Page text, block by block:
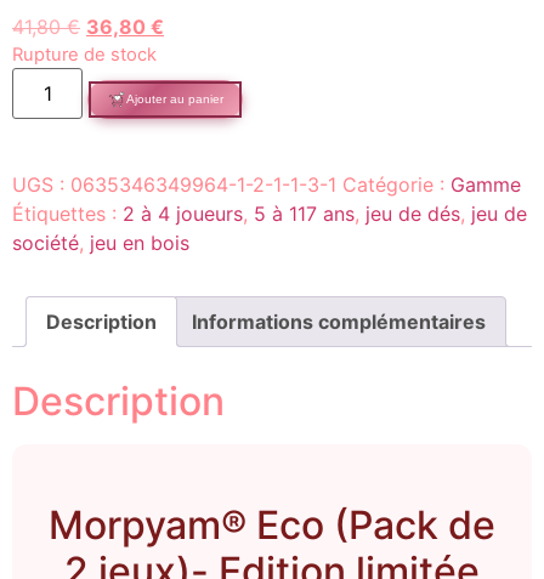
41,80€ 36,80 €
Rupture de stock
Ajouter au panier
UGS : 0635346349964-1-2-1-1-3-1 Catégorie : Gamme
Étiquettes : 2 à 4 joueurs, 5 à 117 ans, jeu de dés, jeu de
société, jeu en bois
Description Informations complémentaires
Description
Morpyam® Eco (Pack de